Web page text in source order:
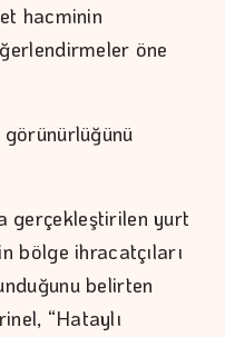
hacminin
öne
görünürlüğünü
gerçekleştirilen yurt
bölge ihracatçıları
belirten
“Hataylı